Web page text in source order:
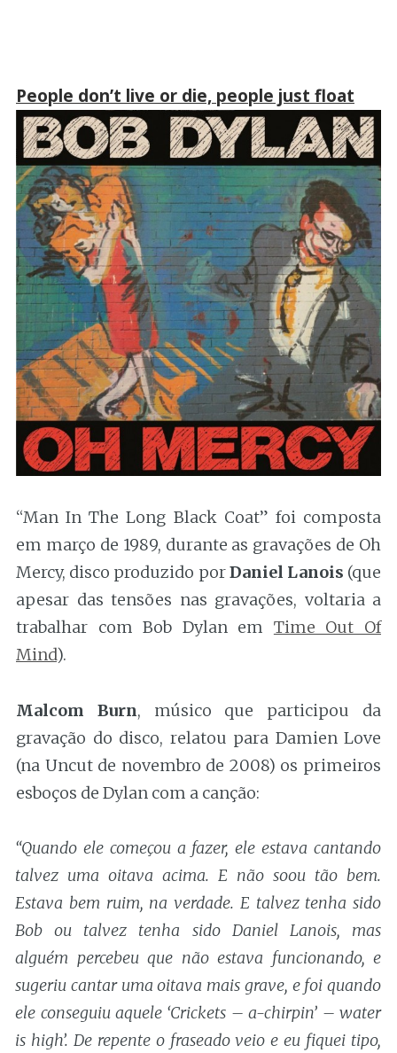
People don’t live or die, people just float
“Man In The Long Black Coat” foi composta
em março de 1989, durante as gravações de Oh
Mercy, disco produzido porDaniel Lanois (que
apesar das tensões nas gravações, voltaria a
trabalhar com Bob Dylan em Time Out Of
Mind).
Malcom Burn, músico que participou da
gravação do disco, relatou para Damien Love
(na Uncut de novembro de 2008) os primeiros
esboços de Dylan com a canção:
“Quando ele começou a fazer, ele estava cantando
talvez uma oitava acima. E não soou tão bem.
Estava bem ruim, na verdade. E talvez tenha sido
Bob ou talvez tenha sido Daniel Lanois, mas
alguém percebeu que não estava funcionando, e
sugeriu cantar uma oitava mais grave, e foi quando
ele conseguiu aquele ‘Crickets – a-chirpin’ – water
is high’. De repente o fraseado veio e eu fiquei tipo,